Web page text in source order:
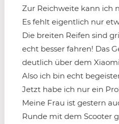
Zur Reichweite kann ich
Es fehlt eigentlich nur
Die breiten Reifen sind
echt besser fahren! Das
deutlich über dem
Also ich bin echt
Jetzt habe ich nur ein
Meine Frau ist gestern
Runde mit dem Scooter